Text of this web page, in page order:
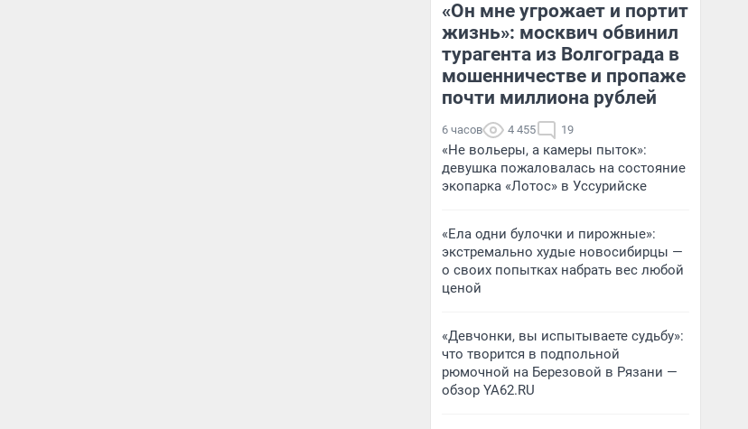
деньги соцразвития
«Он мне угрожает и портит
жизнь»: москвич обвинил
турагента из Волгограда в
мошенничестве и пропаже
почти миллиона рублей
6 часов 4 455 19
«Не вольеры, а камеры пыток»:
девушка пожаловалась на состояние
экопарка «Лотос» в Уссурийске
«Ела одни булочки и пирожные»:
экстремально худые новосибирцы —
о своих попытках набрать вес любой
ценой
«Девчонки, вы испытываете судьбу»:
что творится в подпольной
рюмочной на Березовой в Рязани —
обзор YA62.RU